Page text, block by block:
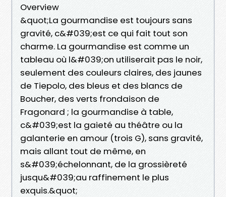
Overview
&quot;La gourmandise est toujours sans
gravité, c&#039;est ce qui fait tout son
charme. La gourmandise est comme un
tableau où l&#039;on utiliserait pas le noir,
seulement des couleurs claires, des jaunes
de Tiepolo, des bleus et des blancs de
Boucher, des verts frondaison de
Fragonard ; la gourmandise à table,
c&#039;est la gaieté au théâtre ou la
galanterie en amour (trois G), sans gravité,
mais allant tout de même, en
s&#039;échelonnant, de la grossièreté
jusqu&#039;au raffinement le plus
exquis.&quot;